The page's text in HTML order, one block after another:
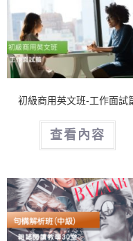
初級商用英文班-工作面試
查看內容